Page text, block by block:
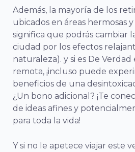
Además, la mayoría de los
ubicados en áreas hermosas
significa que podrás cambiar
ciudad por los efectos
naturaleza). y si es De Verdad
remota, ¡incluso puede
beneficios de una
¿Un bono adicional? ¡Te
de ideas afines y
para toda la vida!
Y si no le apetece viajar este